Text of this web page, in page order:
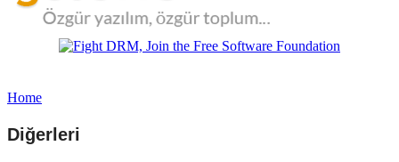
Home
Diğerleri